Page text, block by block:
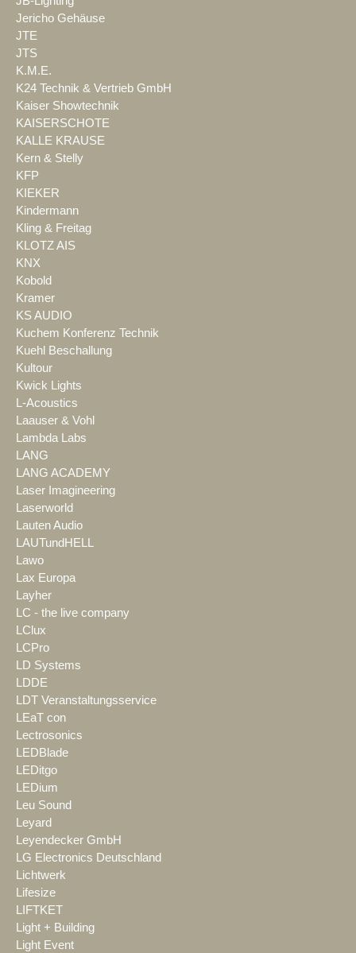
Jericho Gehäuse
JTE
JTS
K.M.E.
K24 Technik & Vertrieb GmbH
Kaiser Showtechnik
KAISERSCHOTE
KALLE KRAUSE
Kern & Stelly
KFP
KIEKER
Kindermann
Kling & Freitag
KLOTZ AIS
KNX
Kobold
Kramer
KS AUDIO
Kuchem Konferenz Technik
Kuehl Beschallung
Kultour
Kwick Lights
L-Acoustics
Laauser & Vohl
Lambda Labs
LANG
LANG ACADEMY
Laser Imagineering
Laserworld
Lauten Audio
LAUTundHELL
Lawo
Lax Europa
Layher
LC - the live company
LClux
LCPro
LD Systems
LDDE
LDT Veranstaltungsservice
LEaT con
Lectrosonics
LEDBlade
LEDitgo
LEDium
Leu Sound
Leyard
Leyendecker GmbH
LG Electronics Deutschland
Lichtwerk
Lifesize
LIFTKET
Light + Building
Light Event